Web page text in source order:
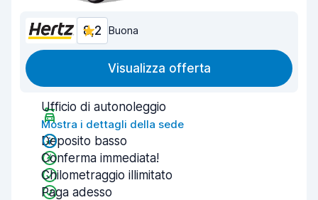
8,2 Buona
Visualizza offerta
Ufficio di autonoleggio
Mostra i dettagli della sede
Deposito basso
Conferma immediata!
Chilometraggio illimitato
Paga adesso